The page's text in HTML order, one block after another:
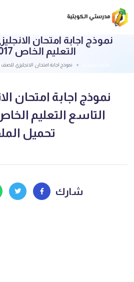
نموذج اجابة امتحان
التعليم الخاص 2017-2018
نموذج اجابة امتحان الانجليزي للصف
نموذج اجابة امتحان
التاسع التعليم الخاص 2017-
تحميل
شارك